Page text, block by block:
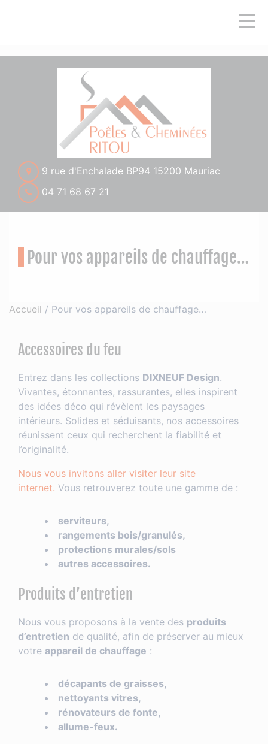
9 rue d'Enchalade BP94 15200 Mauriac
04 71 68 67 21
Pour vos appareils de chauffage…
Accueil / Pour vos appareils de chauffage…
Accessoires du feu
Entrez dans les collections DIXNEUF Design.
Vivantes, étonnantes, rassurantes, elles inspirent
des idées déco qui révèlent les paysages
intérieurs. Solides et séduisants, nos accessoires
réunissent ceux qui recherchent la fiabilité et
l’originalité.
Nous vous invitons aller visiter leur site
internet. Vous retrouverez toute une gamme de :
serviteurs,
rangements bois/granulés,
protections murales/sols
autres accessoires.
Produits d’entretien
Nous vous proposons à la vente des produits
d’entretien de qualité, afin de préserver au mieux
votre appareil de chauffage :
décapants de graisses,
nettoyants vitres,
rénovateurs de fonte,
allume-feux.